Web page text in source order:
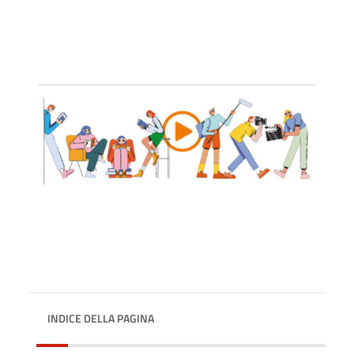
INDICE DELLA PAGINA